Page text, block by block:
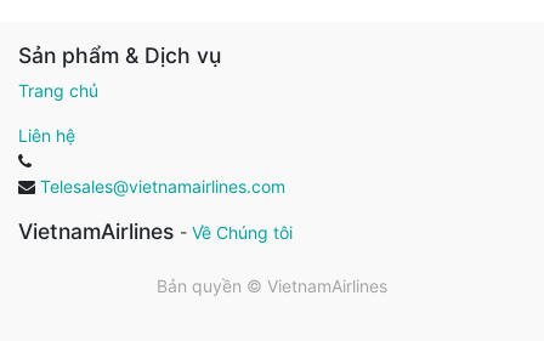
Sản phẩm & Dịch vụ
Trang chủ
Liên hệ
Telesales@vietnamairlines.com
VietnamAirlines - Về Chúng tôi
Bản quyền © VietnamAirlines